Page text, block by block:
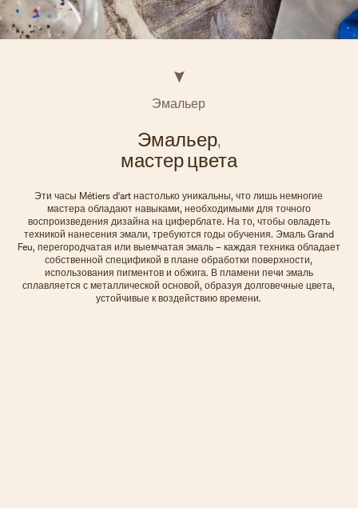
Эмальер
Эмальер,
мастер цвета
Эти часы Métiers d'art настолько уникальны, что лишь немногие
мастера обладают навыками, необходимыми для точного
воспроизведения дизайна на циферблате. На то, чтобы овладеть
техникой нанесения эмали, требуются годы обучения. Эмаль Grand
Feu, перегородчатая или выемчатая эмаль – каждая техника обладает
собственной спецификой в плане обработки поверхности,
использования пигментов и обжига. В пламени печи эмаль
сплавляется с металлической основой, образуя долговечные цвета,
устойчивые к воздействию времени.